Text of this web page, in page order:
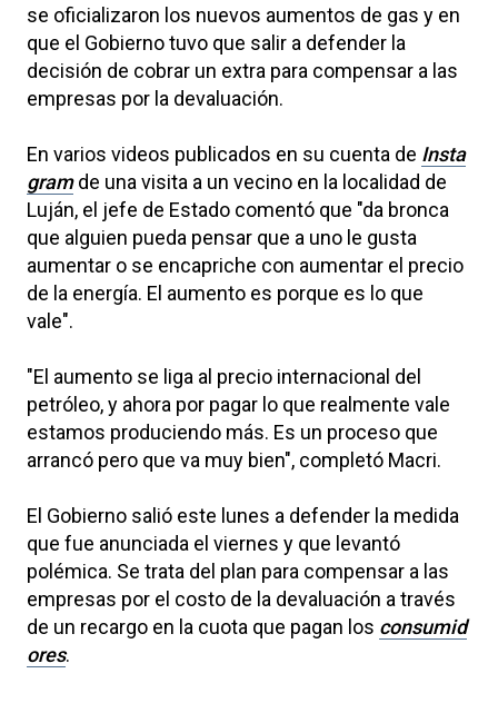
se oficializaron los nuevos aumentos de gas y en
que el Gobierno tuvo que salir a defender la
decisión de cobrar un extra para compensar a las
empresas por la devaluación.
En varios videos publicados en su cuenta de Insta
gramde una visita a un vecino en la localidad de
Luján, el jefe de Estado comentó que "da bronca
que alguien pueda pensar que a uno le gusta
aumentar o se encapriche con aumentar el precio
de la energía. El aumento es porque es lo que
vale".
"El aumento se liga al precio internacional del
petróleo, y ahora por pagar lo que realmente vale
estamos produciendo más. Es un proceso que
arrancó pero que va muy bien", completó Macri.
El Gobierno salió este lunes a defender la medida
que fue anunciada el viernes y que levantó
polémica. Se trata del plan para compensar a las
empresas por el costo de la devaluación a través
de un recargo en la cuota que pagan los consumid
ores.